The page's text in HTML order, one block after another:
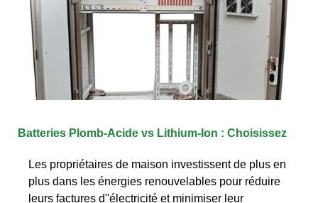
Batteries Plomb-Acide vs Lithium-Ion : Choisissez
Les propriétaires de maison investissent de plus en
plus dans les énergies renouvelables pour réduire
leurs factures d''électricité et minimiser leur